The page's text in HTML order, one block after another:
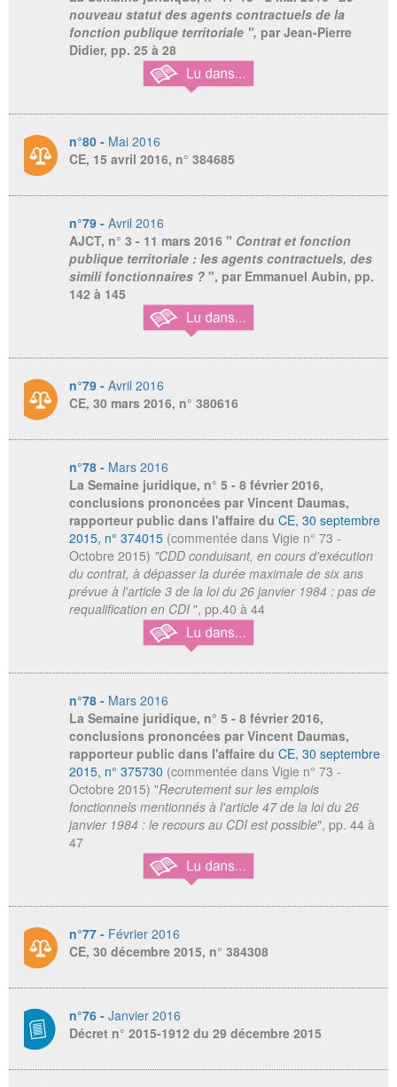
nouveau statut des agents contractuels de la
fonction publique territoriale ", par Jean-Pierre
Didier, pp. 25 à 28
n°80 - Mai 2016
CE, 15 avril 2016, n° 384685
n°79 - Avril 2016
AJCT, n° 3 - 11 mars 2016 " Contrat et fonction
publique territoriale : les agents contractuels, des
simili fonctionnaires ? ", par Emmanuel Aubin, pp.
142 à 145
n°79 - Avril 2016
CE, 30 mars 2016, n° 380616
n°78 - Mars 2016
La Semaine juridique, n° 5 - 8 février 2016,
conclusions prononcées par Vincent Daumas,
rapporteur public dans l'affaire du CE, 30 septembre
2015, n° 374015(commentée dans Vigie n° 73 -
Octobre 2015) "CDD conduisant, en cours d'exécution
du contrat, à dépasser la durée maximale de six ans
prévue à l'article 3 de la loi du 26 janvier 1984 : pas de
requalification en CDI ", pp.40 à 44
n°78 - Mars 2016
La Semaine juridique, n° 5 - 8 février 2016,
conclusions prononcées par Vincent Daumas,
rapporteur public dans l'affaire du CE, 30 septembre
2015, n° 375730 (commentée dans Vigie n° 73 -
Octobre 2015) "Recrutement sur les emplois
fonctionnels mentionnés à l'article 47 de la loi du 26
janvier 1984 : le recours au CDI est possible", pp. 44 à
47
n°77 - Février 2016
CE, 30 décembre 2015, n° 384308
n°76 - Janvier 2016
Décret n° 2015-1912 du 29 décembre 2015